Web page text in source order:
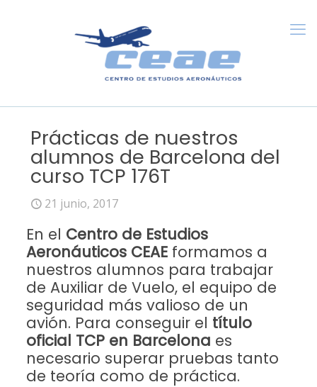
Prácticas de nuestros
alumnos de Barcelona del
curso TCP 176T
21 junio, 2017
En el Centro de Estudios
Aeronáuticos CEAEformamos a
nuestros alumnos para trabajar
de Auxiliar de Vuelo, el equipo de
seguridad más valioso de un
avión. Para conseguir el título
oficial TCP en Barcelona es
necesario superar pruebas tanto
de teoría como de práctica.